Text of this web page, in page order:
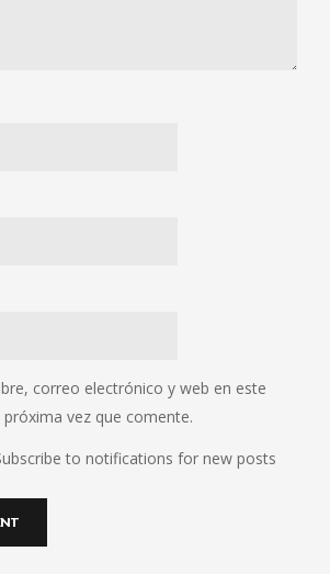
correo electrónico y web en este
vez que comente.
to notifications for new posts